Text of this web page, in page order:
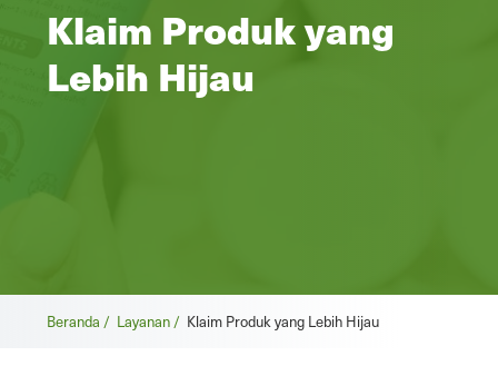
Klaim Produk yang
Lebih Hijau
Remah
Beranda / Layanan / Klaim Produk yang Lebih Hijau